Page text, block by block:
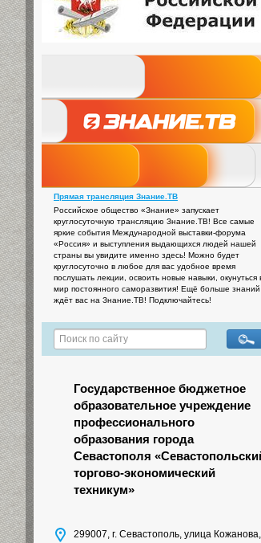
Прямая трансляция Знание.ТВ
Российское общество «Знание» запускает
круглосуточную трансляцию Знание.ТВ! Все самые
яркие события Международной выставки-форума
«Россия» и выступления выдающихся людей нашей
страны вы увидите именно здесь! Можно будет
круглосуточно в любое для вас удобное время
послушать лекции, освоить новые навыки, окунуться
мир постоянного саморазвития! Ещё больше знаний
ждёт вас на Знание.ТВ! Подключайтесь!
Государственное бюджетное
образовательное учреждение
профессионального
образования города
Севастополя
торгово-экономический
техникум»
299007, г. Севастополь, улица Кожанова,